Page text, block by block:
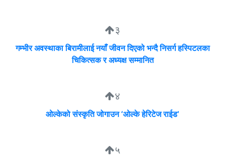
३
गम्भीर अवस्थाका बिरामीलाई नयाँ जीवन दिएको भन्दै निसर्ग हस्पिटलका
चिकित्सक र अध्यक्ष सम्मानित
४
ओल्केको संस्कृति जोगाउन ‘ओल्के हेरिटेज राईड’
५